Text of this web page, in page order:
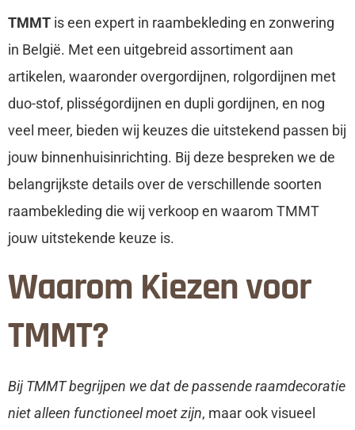
TMMT is een expert in raambekleding en zonwering
in België. Met een uitgebreid assortiment aan
artikelen, waaronder overgordijnen, rolgordijnen met
duo-stof, plisségordijnen en dupli gordijnen, en nog
veel meer, bieden wij keuzes die uitstekend passen bij
jouw binnenhuisinrichting. Bij deze bespreken we de
belangrijkste details over de verschillende soorten
raambekleding die wij verkoop en waarom TMMT
jouw uitstekende keuze is.
Waarom Kiezen voor
TMMT?
Bij TMMT begrijpen we dat de passende raamdecoratie
niet alleen functioneel moet zijn, maar ook visueel